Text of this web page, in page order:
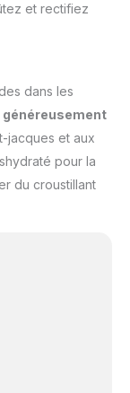
et rectifiez
dans les
jacques et aux
pour la
du croustillant